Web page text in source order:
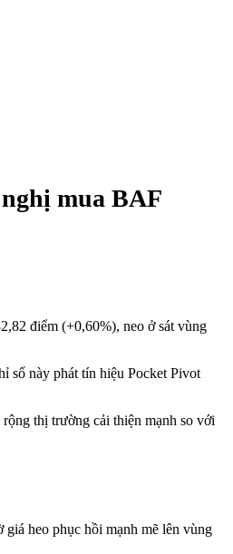
mua BAF
điểm (+0,60%), neo ở sát vùng
số này phát tín hiệu Pocket Pivot
thị trường cải thiện mạnh so với
heo phục hồi mạnh mẽ lên vùng